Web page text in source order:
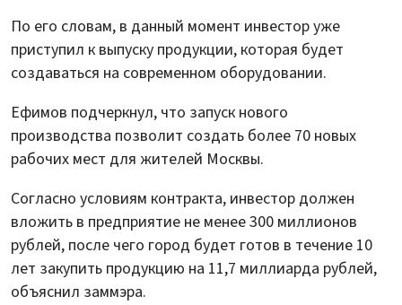
По его словам, в данный момент инвестор уже
приступил к выпуску продукции, которая будет
создаваться на современном оборудовании.
Ефимов подчеркнул, что запуск нового
производства позволит создать более 70 новых
рабочих мест для жителей Москвы.
Согласно условиям контракта, инвестор должен
вложить в предприятие не менее 300 миллионов
рублей, после чего город будет готов в течение 10
лет закупить продукцию на 11,7 миллиарда рублей,
объяснил заммэра.